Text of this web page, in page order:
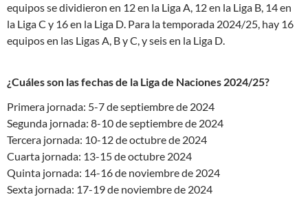
equipos se dividieron en 12 en la Liga A, 12 en la Liga B, 14 en
la Liga C y 16 en la Liga D. Para la temporada 2024/25, hay 16
equipos en las Ligas A, B y C, y seis en la Liga D.
¿Cuáles son las fechas de la Liga de Naciones 2024/25?
Primera jornada: 5-7 de septiembre de 2024
Segunda jornada: 8-10 de septiembre de 2024
Tercera jornada: 10-12 de octubre de 2024
Cuarta jornada: 13-15 de octubre 2024
Quinta jornada: 14-16 de noviembre de 2024
Sexta jornada: 17-19 de noviembre de 2024